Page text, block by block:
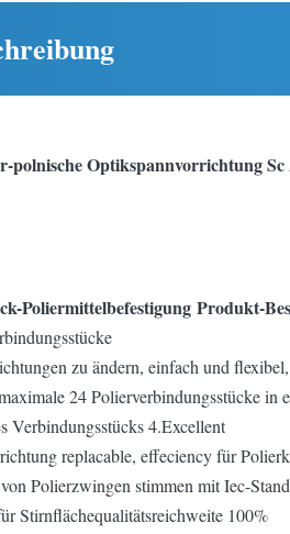
polnische Optikspannvorrichtung
Poliermittelbefestigung Produkt-
zu ändern, einfach und
24 Polierverbindungsstücke in
Verbindungsstücks 4.Excellent
replacable, effeciency für
Polierzwingen stimmen mit Iec-
Stirnflächequalitätsreichweite 100%